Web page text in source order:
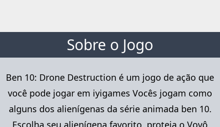
Sobre o Jogo
Ben 10: Drone Destruction é um jogo de ação que
você pode jogar em iyigames Vocês jogam como
alguns dos alienígenas da série animada ben 10.